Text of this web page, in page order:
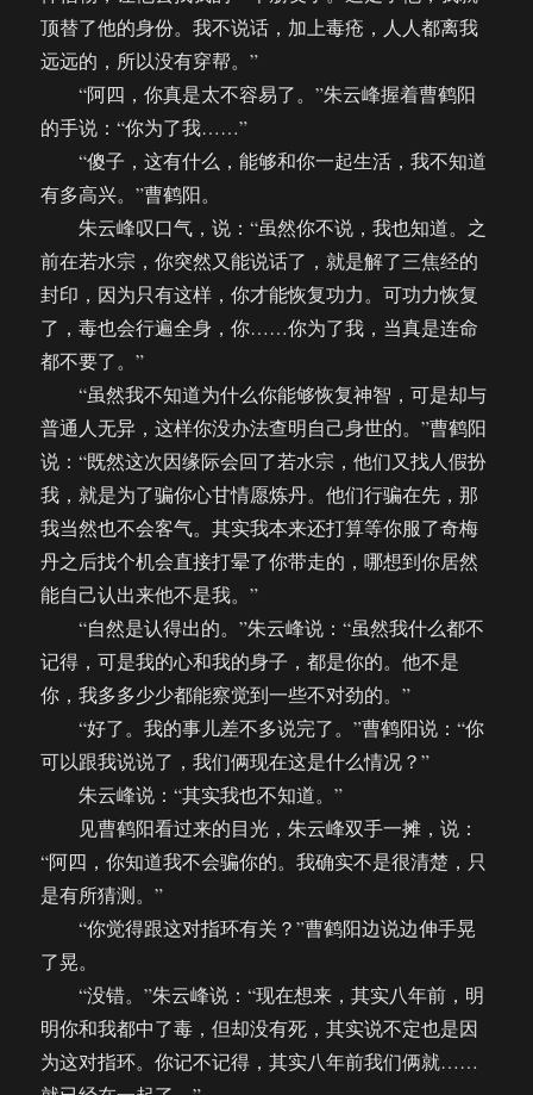
顶替了他的身份。我不说话，加上毒疮，人人都离我
远远的，所以没有穿帮。”
“阿四，你真是太不容易了。”朱云峰握着曹鹤阳
的手说：“你为了我……”
“傻子，这有什么，能够和你一起生活，我不知道
有多高兴。”曹鹤阳。
朱云峰叹口气，说：“虽然你不说，我也知道。之
前在若水宗，你突然又能说话了，就是解了三焦经的
封印，因为只有这样，你才能恢复功力。可功力恢复
了，毒也会行遍全身，你……你为了我，当真是连命
都不要了。”
“虽然我不知道为什么你能够恢复神智，可是却与
普通人无异，这样你没办法查明自己身世的。”曹鹤阳
说：“既然这次因缘际会回了若水宗，他们又找人假扮
我，就是为了骗你心甘情愿炼丹。他们行骗在先，那
我当然也不会客气。其实我本来还打算等你服了奇梅
丹之后找个机会直接打晕了你带走的，哪想到你居然
能自己认出来他不是我。”
“自然是认得出的。”朱云峰说：“虽然我什么都不
记得，可是我的心和我的身子，都是你的。他不是
你，我多多少少都能察觉到一些不对劲的。”
“好了。我的事儿差不多说完了。”曹鹤阳说：“你
可以跟我说说了，我们俩现在这是什么情况？”
朱云峰说：“其实我也不知道。”
见曹鹤阳看过来的目光，朱云峰双手一摊，说：
“阿四，你知道我不会骗你的。我确实不是很清楚，只
是有所猜测。”
“你觉得跟这对指环有关？”曹鹤阳边说边伸手晃
了晃。
“没错。”朱云峰说：“现在想来，其实八年前，明
明你和我都中了毒，但却没有死，其实说不定也是因
为这对指环。你记不记得，其实八年前我们俩就……